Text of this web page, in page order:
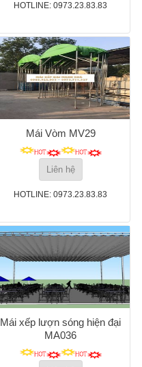
HOTLINE: 0973.23.83.83
Mái Vòm MV29
Liên hệ
HOTLINE: 0973.23.83.83
Mái xếp lượn sóng hiện đại
MA036